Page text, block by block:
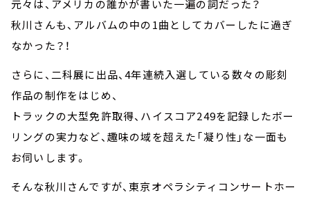
元々は、アメリカの誰かが書いた一遍の詞だった？
秋川さんも、アルバムの中の1曲としてカバーしたに過ぎ
なかった？！
さらに、二科展に出品、4年連続入選している数々の彫刻
作品の制作をはじめ、
トラックの大型免許取得、ハイスコア249を記録したボー
リングの実力など、趣味の域を超えた「凝り性」な一面も
お伺いします。
そんな秋川さんですが、東京オペラシティコンサートホー